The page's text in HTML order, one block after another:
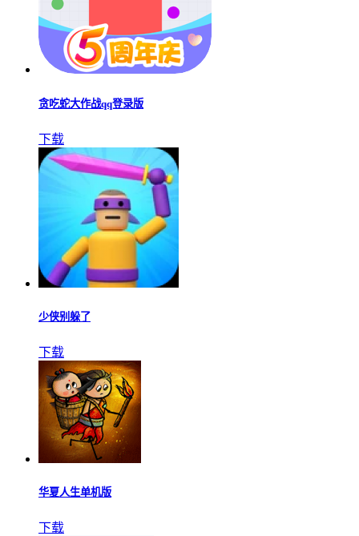
贪吃蛇大作战qq登录版
下载
少侠别躲了
下载
华夏人生单机版
下载